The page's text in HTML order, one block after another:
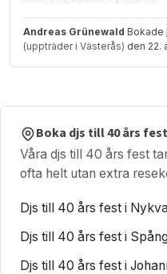
Andreas Grünewald Bokade
(uppträder i Västerås) den 22.
Boka djs till 40 års
Våra djs till 40 års fest
ofta helt utan extra
Djs till 40 års fest i
Djs till 40 års fest i
Djs till 40 års fest i